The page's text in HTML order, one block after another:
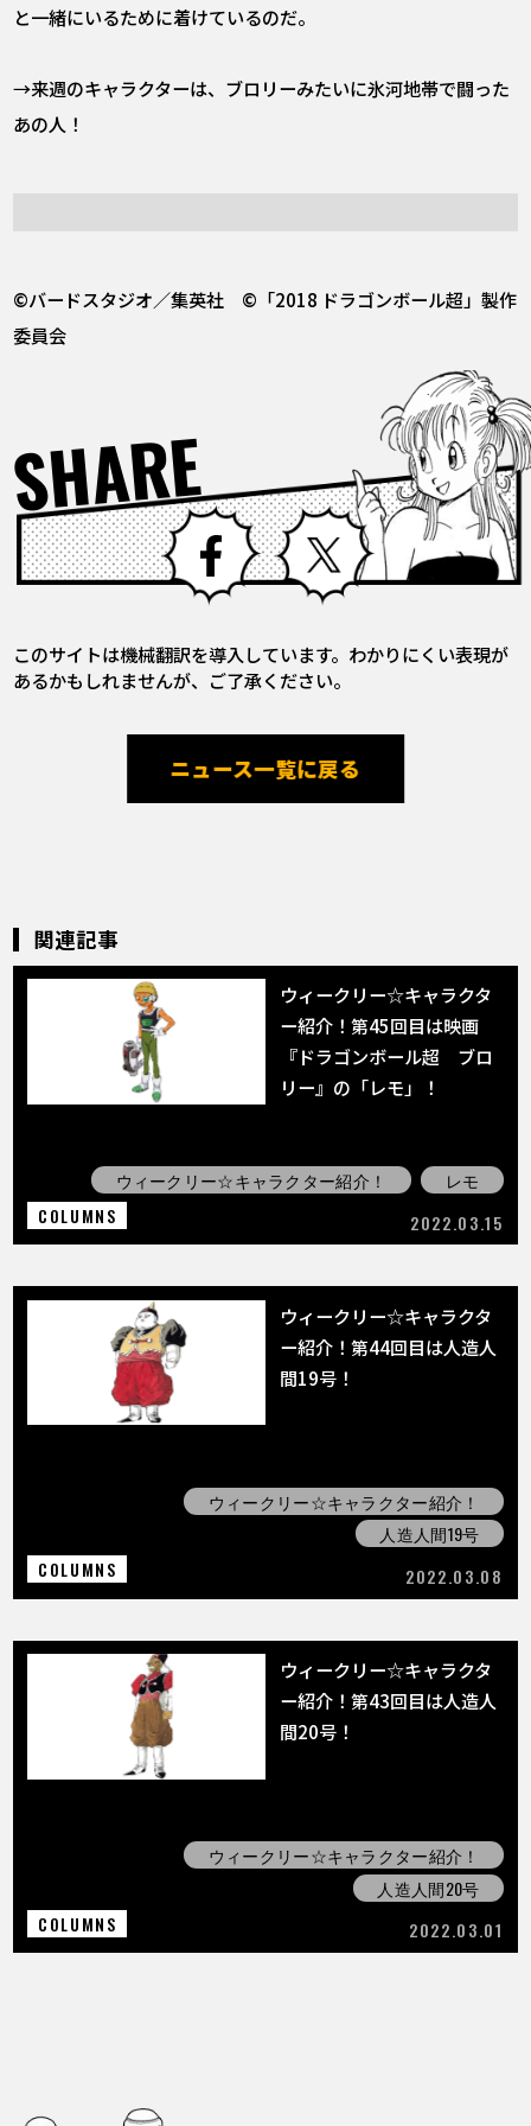
と一緒にいるために着けているのだ。
→来週のキャラクターは、ブロリーみたいに氷河地帯で闘った
あの人！
©バードスタジオ／集英社 ©「2018 ドラゴンボール超」製作
委員会
SHARE Facebook X
このサイトは機械翻訳を導入しています。わかりにくい表現が
あるかもしれませんが、ご了承ください。
ニュース一覧に戻る
関連記事
ウィークリー☆キャラクタ
ー紹介！第45回目は映画
『ドラゴンボール超 ブロ
リー』の「レモ」！
ウィークリー☆キャラクター紹介！
レモ
COLUMNS
2022.03.15
ウィークリー☆キャラクタ
ー紹介！第44回目は人造人
間19号！
ウィークリー☆キャラクター紹介！
人造人間19号
COLUMNS
2022.03.08
ウィークリー☆キャラクタ
ー紹介！第43回目は人造人
間20号！
ウィークリー☆キャラクター紹介！
人造人間20号
COLUMNS
2022.03.01